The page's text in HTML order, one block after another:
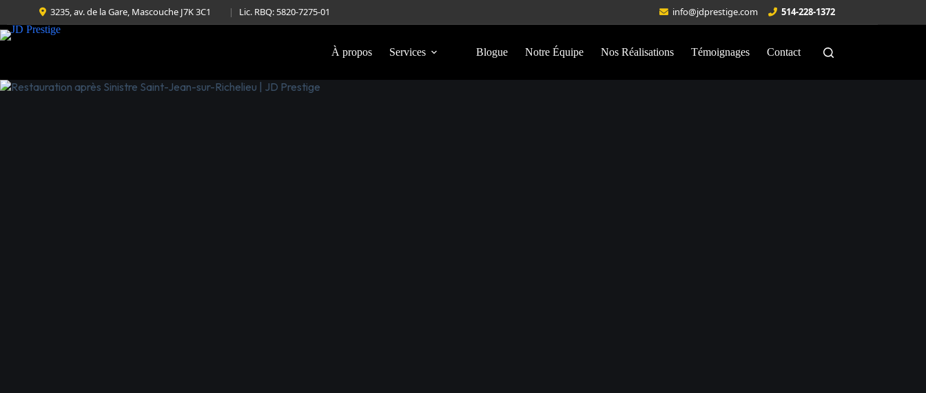
3235, av. de la Gare, Mascouche J7K 3C1 | Lic. RBQ: 5820-7275-01 info@jdprestige.com 514-228-1372
À propos Services Blogue Notre Équipe Nos Réalisations Témoignages Contact